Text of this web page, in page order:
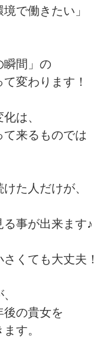
境で働きたい」
瞬間」の
変わります！
は、
来るものでは
た人だけが、
事が出来ます♪
くても大丈夫！
後の貴女を
す。